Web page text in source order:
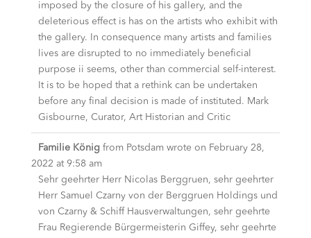
imposed by the closure of his gallery, and the
deleterious effect is has on the artists who exhibit with
the gallery. In consequence many artists and families
lives are disrupted to no immediately beneficial
purpose ii seems, other than commercial self-interest.
It is to be hoped that a rethink can be undertaken
before any final decision is made of instituted. Mark
Gisbourne, Curator, Art Historian and Critic
Familie König from Potsdam wrote on February 28,
2022 at 9:58 am
Sehr geehrter Herr Nicolas Berggruen, sehr geehrter
Herr Samuel Czarny von der Berggruen Holdings und
von Czarny & Schiff Hausverwaltungen, sehr geehrte
Frau Regierende Bürgermeisterin Giffey, sehr geehrte